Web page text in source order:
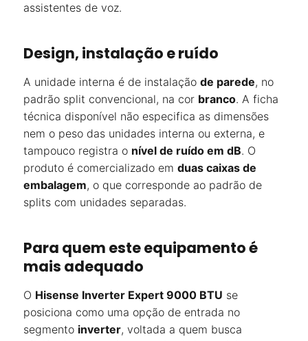
assistentes de voz.
Design, instalação e ruído
A unidade interna é de instalação de parede, no
padrão split convencional, na cor branco. A ficha
técnica disponível não especifica as dimensões
nem o peso das unidades interna ou externa, e
tampouco registra o nível de ruído em dB. O
produto é comercializado em duas caixas de
embalagem, o que corresponde ao padrão de
splits com unidades separadas.
Para quem este equipamento é
mais adequado
O Hisense Inverter Expert 9000 BTU se
posiciona como uma opção de entrada no
segmento inverter, voltada a quem busca